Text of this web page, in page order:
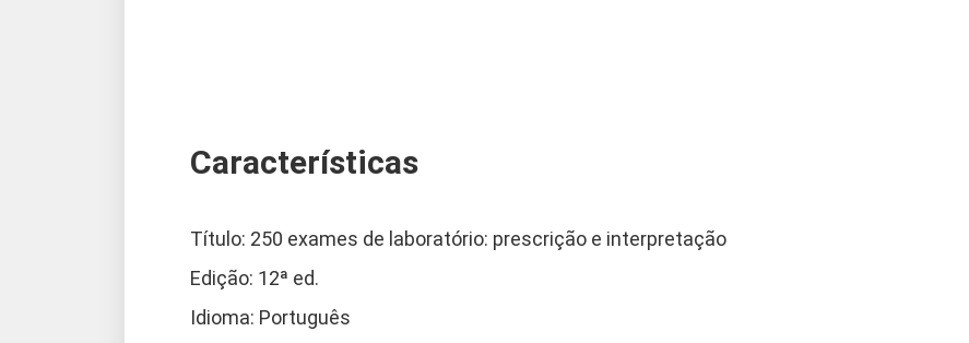
Características
Título: 250 exames de laboratório: prescrição e interpretação
Edição: 12ª ed.
Idioma: Português